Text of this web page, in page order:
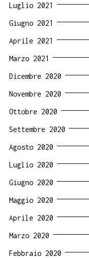
Luglio 2021
Giugno 2021
Aprile 2021
Marzo 2021
Dicembre 2020
Novembre 2020
Ottobre 2020
Settembre 2020
Agosto 2020
Luglio 2020
Giugno 2020
Maggio 2020
Aprile 2020
Marzo 2020
Febbraio 2020